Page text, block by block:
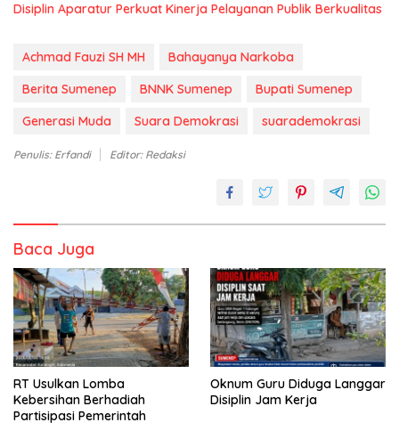
Disiplin Aparatur Perkuat Kinerja Pelayanan Publik Berkualitas
Achmad Fauzi SH MH
Bahayanya Narkoba
Berita Sumenep
BNNK Sumenep
Bupati Sumenep
Generasi Muda
Suara Demokrasi suarademokrasi
Penulis: Erfandi Editor: Redaksi
Baca Juga
RT Usulkan Lomba
Kebersihan Berhadiah
Partisipasi Pemerintah
Oknum Guru Diduga Langgar
Disiplin Jam Kerja